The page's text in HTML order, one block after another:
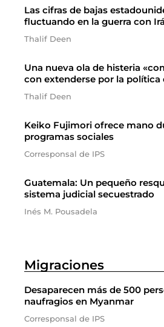
Las cifras de bajas
fluctuando en la guerra con
Thalif Deen
Una nueva ola de histeria
con extenderse por la política
Thalif Deen
Keiko Fujimori ofrece mano
programas sociales
Corresponsal de IPS
Guatemala: Un pequeño
sistema judicial secuestrado
Inés M. Pousadela
Migraciones
Desaparecen más de 500
naufragios en Myanmar
Corresponsal de IPS